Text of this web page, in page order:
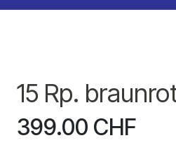
15 Rp.
399.00 CHF